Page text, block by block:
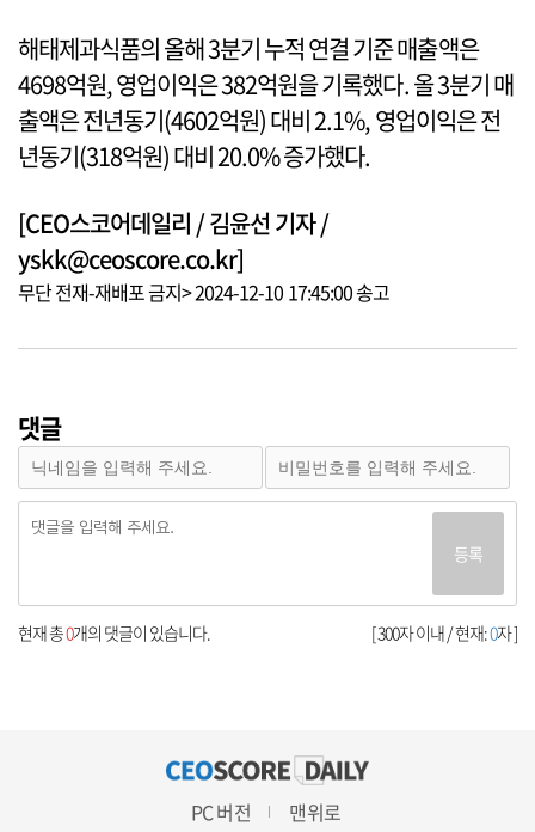
해태제과식품의 올해 3분기 누적 연결 기준 매출액은
4698억원, 영업이익은 382억원을 기록했다. 올 3분기 매
출액은 전년동기(4602억원) 대비 2.1%, 영업이익은 전
년동기(318억원) 대비 20.0% 증가했다.
[CEO스코어데일리 / 김윤선 기자 /
yskk@ceoscore.co.kr]
무단 전재-재배포 금지> 2024-12-10 17:45:00 송고
댓글
등록
[ 300자 이내 / 현재:0자 ]
현재 총0개의 댓글이 있습니다.
PC 버전 맨위로